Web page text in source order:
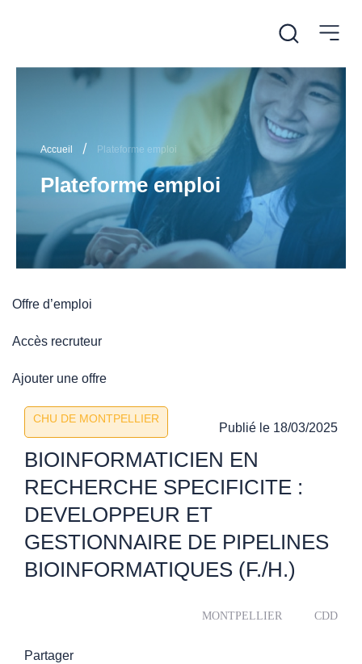
Accueil / Plateforme emploi
Plateforme emploi
Offre d’emploi
Accès recruteur
Ajouter une offre
CHU DE MONTPELLIER
Publié le 18/03/2025
BIOINFORMATICIEN EN
RECHERCHE SPECIFICITE :
DEVELOPPEUR ET
GESTIONNAIRE DE PIPELINES
BIOINFORMATIQUES (F./H.)
MONTPELLIER CDD
Partager